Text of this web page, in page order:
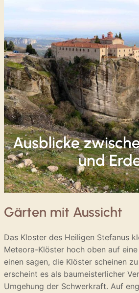
Ausblicke
und
Gärten mit Aussicht
Das Kloster des Heiligen Stefanus
Meteora-Klöster hoch oben auf eine
einen sagen, die Klöster scheinen
erscheint es als baumeisterlicher
Umgehung der Schwerkraft. Auf